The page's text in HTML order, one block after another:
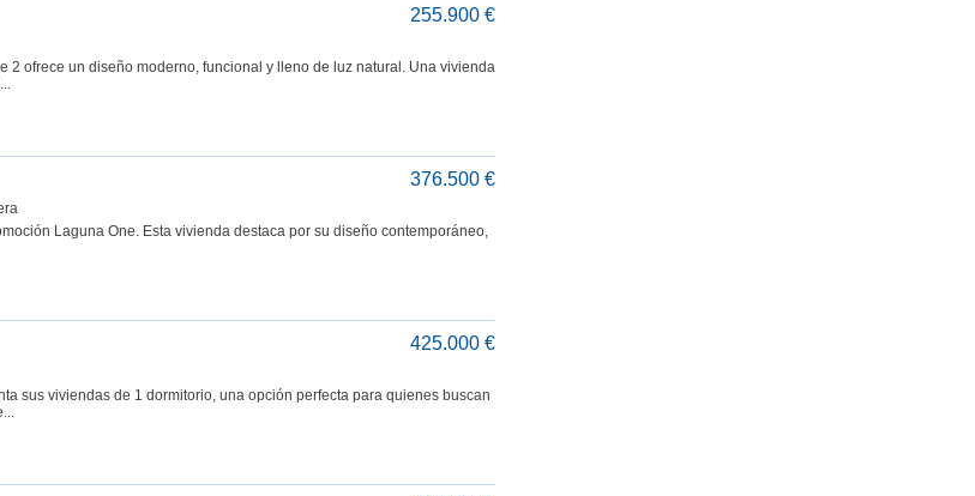
255.900 €
ofrece un diseño moderno, funcional y lleno de luz natural. Una vivienda
376.500 €
Laguna One. Esta vivienda destaca por su diseño contemporáneo,
425.000 €
sus viviendas de 1 dormitorio, una opción perfecta para quienes buscan